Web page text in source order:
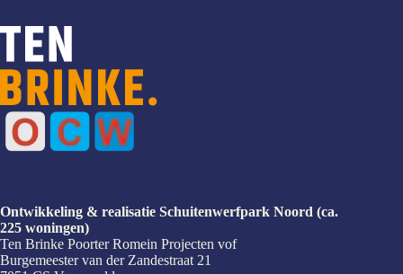
Ontwikkeling & realisatie Schuitenwerfpark Noord (ca.
225 woningen)
Ten Brinke Poorter Romein Projecten vof
Burgemeester van der Zandestraat 21